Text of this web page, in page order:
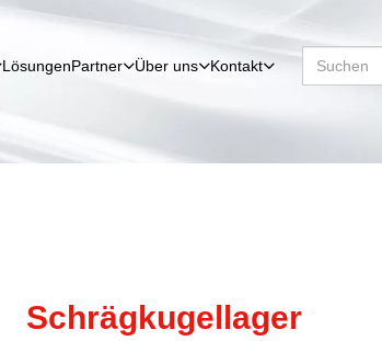
Lösun­genPartner Über uns Kontakt
Search
for:
Schräg­ku­gel­la­ger